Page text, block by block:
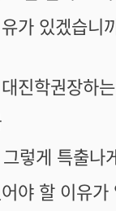
가 있겠습니
진학권장하
렇게 특출나
야 할 이유가